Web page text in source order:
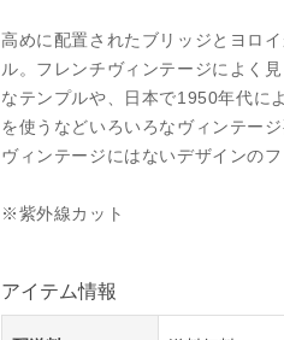
高めに配置されたブリッジとヨロ
ル。フレンチヴィンテージによく
なテンプルや、日本で1950年代に
を使うなどいろいろなヴィンテー
ヴィンテージにはないデザインのフ
※紫外線カット
アイテム情報